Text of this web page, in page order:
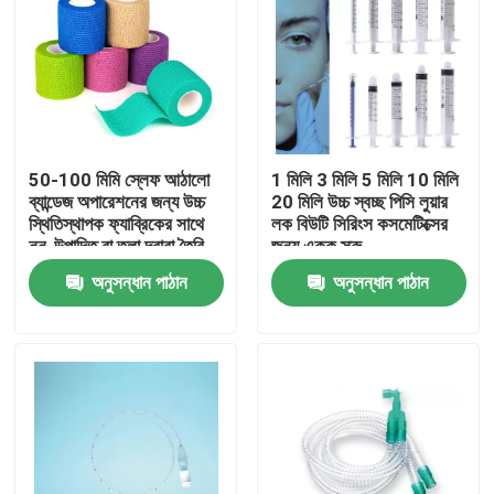
50-100 মিমি স্লেফ আঠালো
ব্যান্ডেজ অপারেশনের জন্য উচ্চ
স্থিতিস্থাপক ফ্যাব্রিকের সাথে
নন-উত্পাদিত বা তুলা দ্বারা তৈরি
কাস্টমাইজড আকার রঙ
অনুসন্ধান পাঠান
1 মিলি 3 মিলি 5 মিলি 10 মিলি
20 মিলি উচ্চ স্বচ্ছ পিসি লুয়ার
লক বিউটি সিরিংস কসমেটিক্সের
জন্য একক স্ক্রু
অনুসন্ধান পাঠান